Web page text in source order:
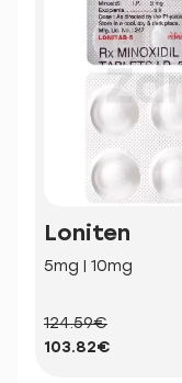
Loniten
5mg | 10mg
124.59€
103.82€